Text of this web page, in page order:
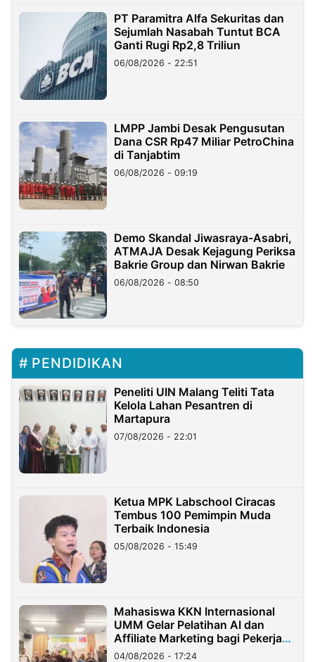
PT Paramitra Alfa Sekuritas dan
Sejumlah Nasabah Tuntut BCA
Ganti Rugi Rp2,8 Triliun
06/08/2026 - 22:51
LMPP Jambi Desak Pengusutan
Dana CSR Rp47 Miliar PetroChina
di Tanjabtim
06/08/2026 - 09:19
Demo Skandal Jiwasraya-Asabri,
ATMAJA Desak Kejagung Periksa
Bakrie Group dan Nirwan Bakrie
06/08/2026 - 08:50
PENDIDIKAN
Peneliti UIN Malang Teliti Tata
Kelola Lahan Pesantren di
Martapura
07/08/2026 - 22:01
Ketua MPK Labschool Ciracas
Tembus 100 Pemimpin Muda
Terbaik Indonesia
05/08/2026 - 15:49
Mahasiswa KKN Internasional
UMM Gelar Pelatihan AI dan
Affiliate Marketing bagi Pekerja
Migran Indonesia di Taiwan
04/08/2026 - 17:24